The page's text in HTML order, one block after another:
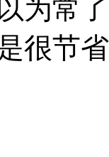
为常
很节